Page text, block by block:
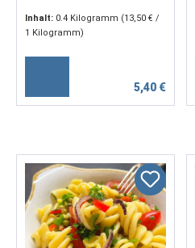
(2 x 200 g)
Inhalt: 0.4 Kilogramm (13,50 € /
1 Kilogramm)
5,40 €